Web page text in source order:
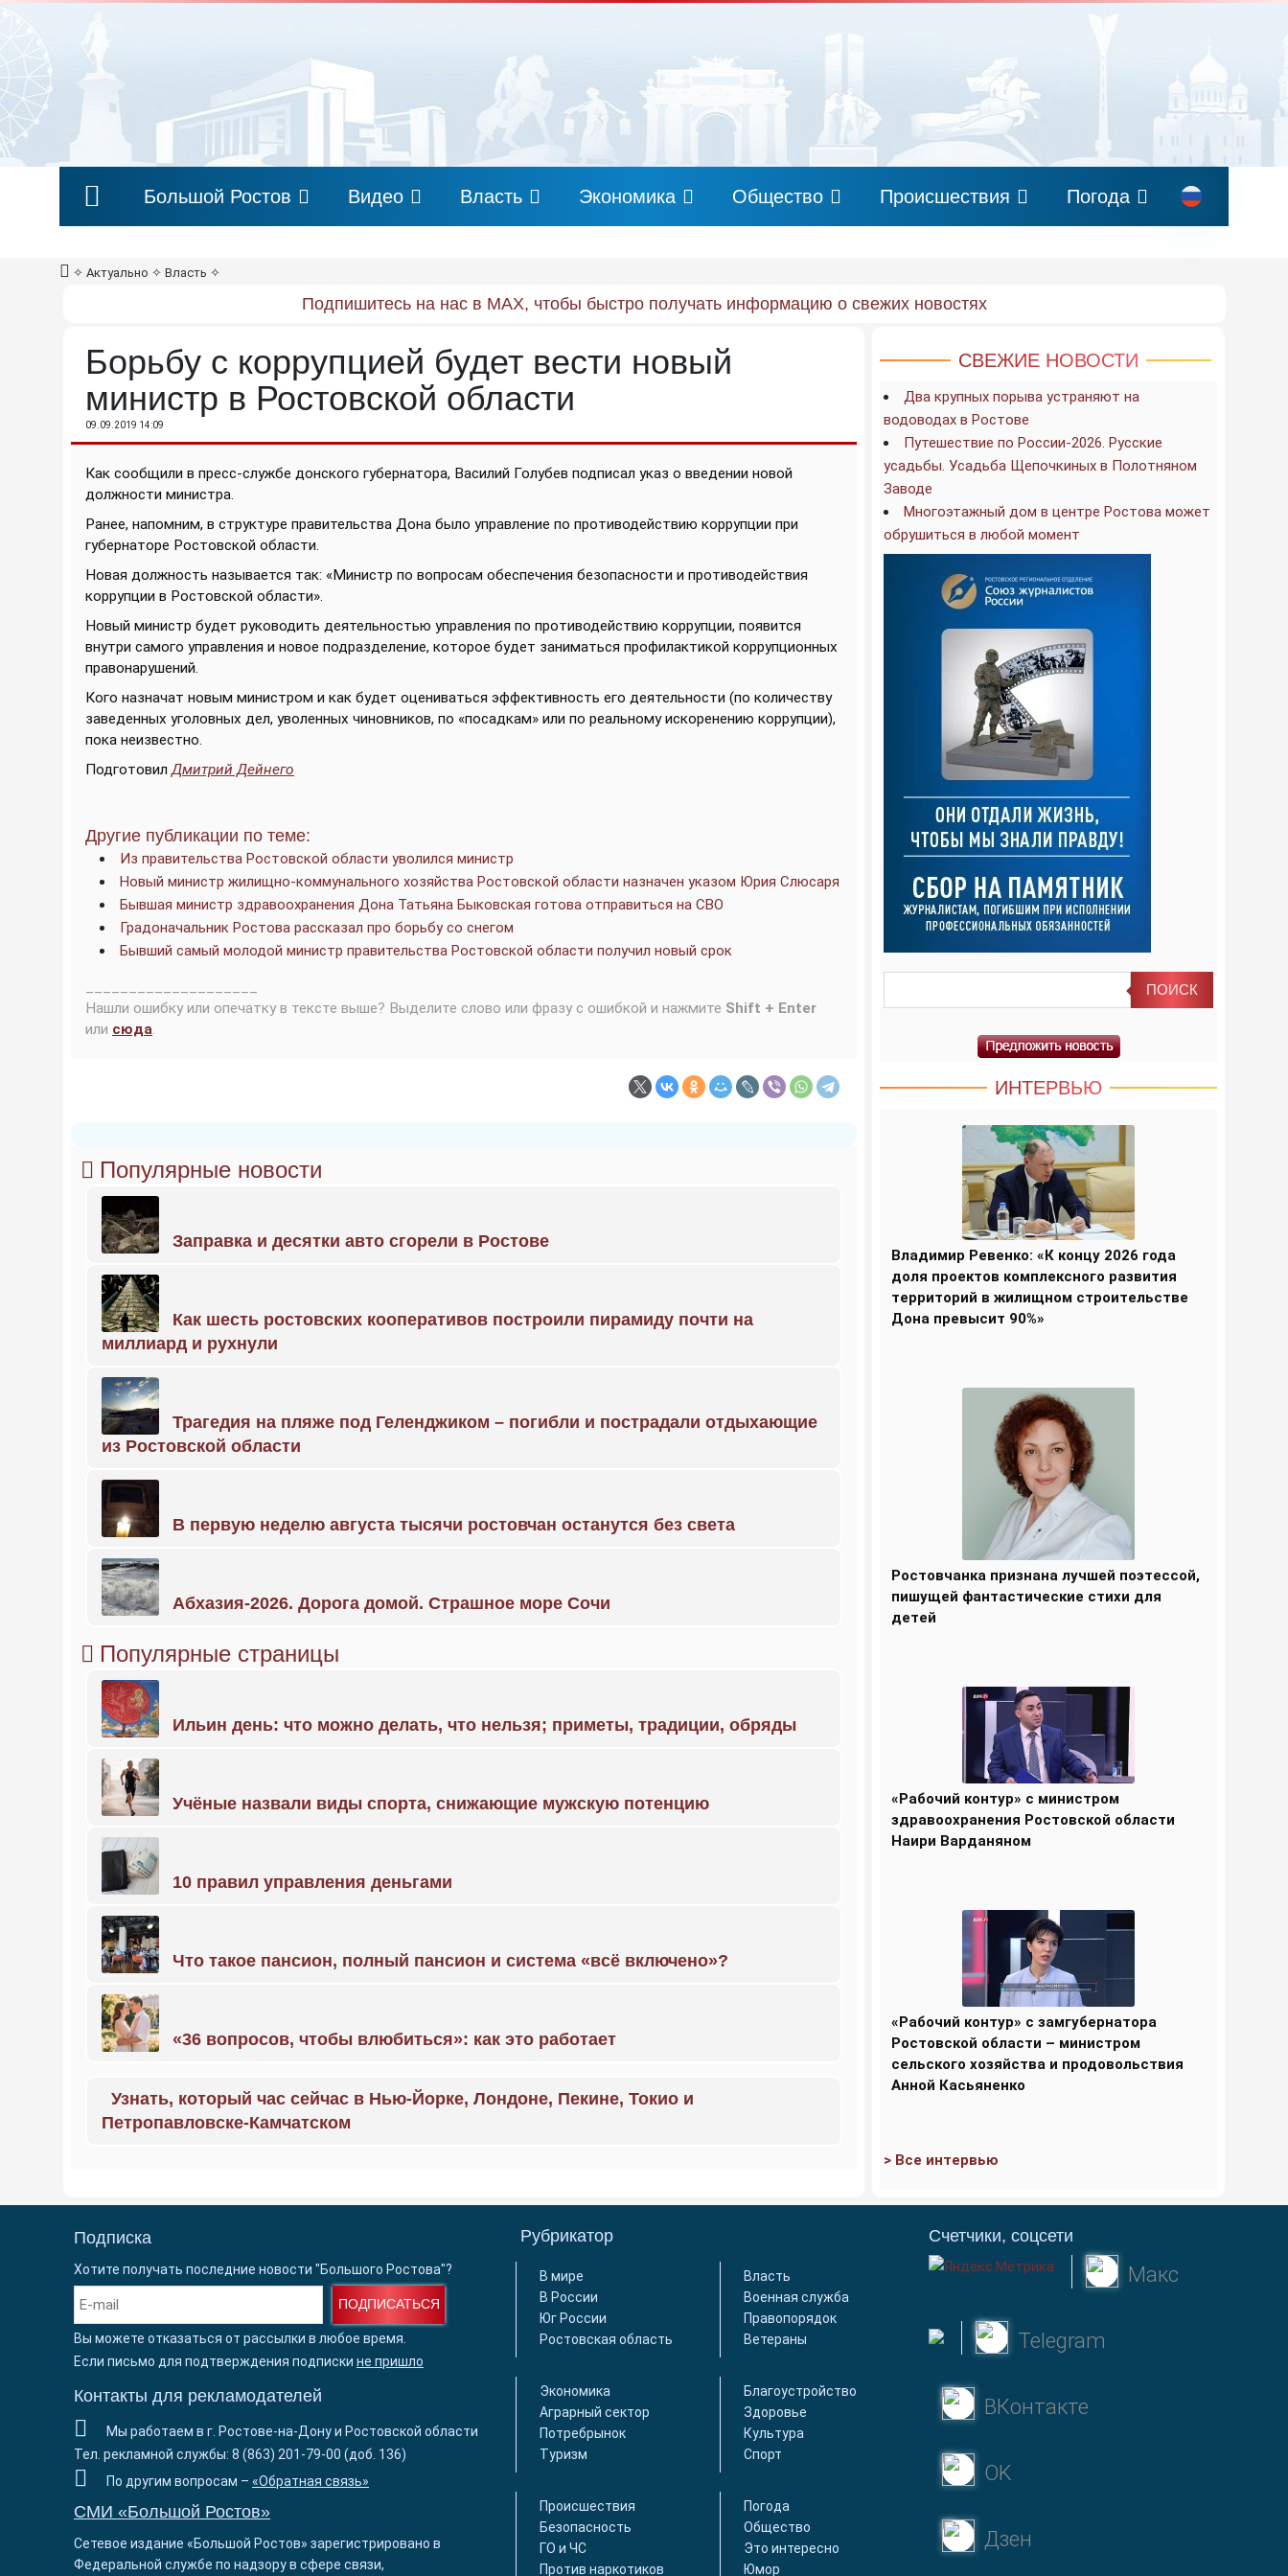
Большой Ростов Видео Власть Экономика Общество Происшествия Погода
✧ Актуально ✧ Власть ✧
Подпишитесь на нас в MAX, чтобы быстро получать информацию о свежих новостях
Борьбу с коррупцией будет вести новый
министр в Ростовской области
09.09.2019 14:09
Как сообщили в пресс-службе донского губернатора, Василий Голубев подписал указ о введении новой
должности министра.
Ранее, напомним, в структуре правительства Дона было управление по противодействию коррупции при
губернаторе Ростовской области.
Новая должность называется так: «Министр по вопросам обеспечения безопасности и противодействия
коррупции в Ростовской области».
Новый министр будет руководить деятельностью управления по противодействию коррупции, появится
внутри самого управления и новое подразделение, которое будет заниматься профилактикой коррупционных
правонарушений.
Кого назначат новым министром и как будет оцениваться эффективность его деятельности (по количеству
заведенных уголовных дел, уволенных чиновников, по «посадкам» или по реальному искоренению коррупции),
пока неизвестно.
ПодготовилДмитрий Дейнего
Другие публикации по теме:
Из правительства Ростовской области уволился министр
Новый министр жилищно-коммунального хозяйства Ростовской области назначен указом Юрия Слюсаря
Бывшая министр здравоохранения Дона Татьяна Быковская готова отправиться на СВО
Градоначальник Ростова рассказал про борьбу со снегом
Бывший самый молодой министр правительства Ростовской области получил новый срок
Нашли ошибку или опечатку в тексте выше? Выделите слово или фразу с ошибкой и нажмите Shift + Enter
или сюда.
Популярные новости
Заправка и десятки авто сгорели в Ростове
Как шесть ростовских кооперативов построили пирамиду почти на
миллиард и рухнули
Трагедия на пляже под Геленджиком – погибли и пострадали отдыхающие
из Ростовской области
В первую неделю августа тысячи ростовчан останутся без света
Абхазия-2026. Дорога домой. Страшное море Сочи
Популярные страницы
Ильин день: что можно делать, что нельзя; приметы, традиции, обряды
Учёные назвали виды спорта, снижающие мужскую потенцию
10 правил управления деньгами
Что такое пансион, полный пансион и система «всё включено»?
«36 вопросов, чтобы влюбиться»: как это работает
Узнать, который час сейчас в Нью-Йорке, Лондоне, Пекине, Токио и
Петропавловске-Камчатском
СВЕЖИЕ НОВОСТИ
Два крупных порыва устраняют на
водоводах в Ростове
Путешествие по России-2026. Русские
усадьбы. Усадьба Щепочкиных в Полотняном
Заводе
Многоэтажный дом в центре Ростова может
обрушиться в любой момент
ИНТЕРВЬЮ
Владимир Ревенко: «К концу 2026 года
доля проектов комплексного развития
территорий в жилищном строительстве
Дона превысит 90%»
Ростовчанка признана лучшей поэтессой,
пишущей фантастические стихи для
детей
«Рабочий контур» с министром
здравоохранения Ростовской области
Наири Варданяном
«Рабочий контур» с замгубернатора
Ростовской области – министром
сельского хозяйства и продовольствия
Анной Касьяненко
> Все интервью
Подписка
Хотите получать последние новости "Большого Ростова"?
ПОДПИСАТЬСЯ
Вы можете отказаться от рассылки в любое время.
Если письмо для подтверждения подписки не пришло
Контакты для рекламодателей
Мы работаем в г. Ростове-на-Дону и Ростовской области
Тел. рекламной службы: 8 (863) 201-79-00 (доб. 136)
По другим вопросам – «Обратная связь»
СМИ «Большой Ростов»
Сетевое издание «Большой Ростов» зарегистрировано в
Федеральной службе по надзору в сфере связи,
Рубрикатор
В мире
В России
Юг России
Ростовская область
Власть
Военная служба
Правопорядок
Ветераны
Экономика
Аграрный сектор
Потребрынок
Туризм
Благоустройство
Здоровье
Культура
Спорт
Происшествия
Безопасность
ГО и ЧС
Против наркотиков
Погода
Общество
Это интересно
Юмор
Счетчики, соцсети
Макс
Telegram
ВКонтакте
OK
Дзен